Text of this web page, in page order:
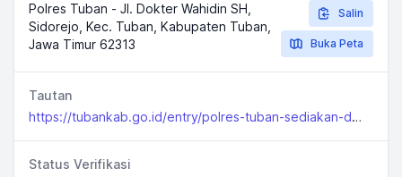
Polres Tuban - Jl. Dokter Wahidin SH,
Sidorejo, Kec. Tuban, Kabupaten Tuban,
Jawa Timur 62313
Salin
Buka Peta
Tautan
https://tubankab.go.id/entry/polres-tuban-sediakan-dua-lokasi-gerai-vaksinasi-presisi
Status Verifikasi